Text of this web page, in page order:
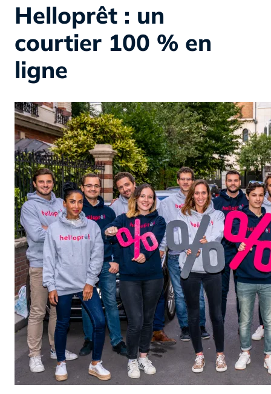
Helloprêt : un
courtier 100 % en
ligne